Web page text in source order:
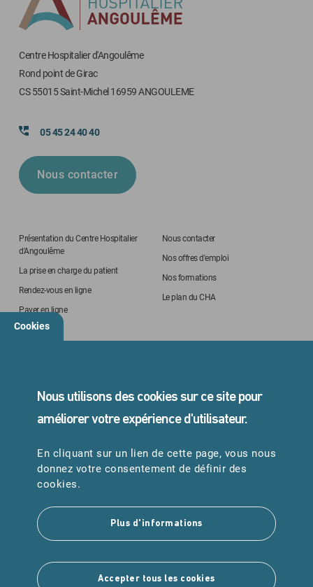
Centre Hospitalier d'Angoulême
Rond point de Girac
CS 55015 Saint-Michel 16959 ANGOULEME
05 45 24 40 40
Nous contacter
Présentation du Centre Hospitalier
d'Angoulême
La prise en charge du patient
Rendez-vous en ligne
Payer en ligne
Nous contacter
Nos offres d'emploi
Nos formations
Le plan du CHA
05 45 24 40 40
URGENCES
Samu : 15
Pompiers : 18
Suivez-nous
Cookies
Nous utilisons des cookies sur ce site pour
améliorer votre expérience d'utilisateur.
En cliquant sur un lien de cette page, vous nous
donnez votre consentement de définir des
cookies.
Plus d'informations
Accepter tous les cookies